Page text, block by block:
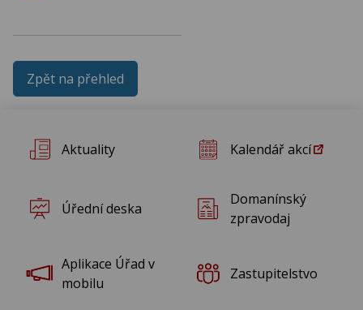
Zpět na přehled
Aktuality Kalendář akcí
Úřední deska
Domanínský
zpravodaj
Aplikace Úřad v
mobilu
Zastupitelstvo